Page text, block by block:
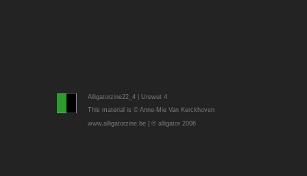
Alligatorzine22_4 | Urewut 4
This material is © Anne-Mie Van Kerckhoven
www.alligatorzine.be | © alligator 2006